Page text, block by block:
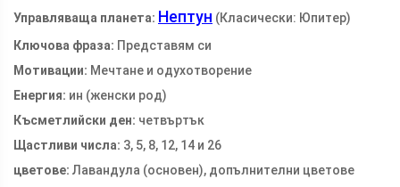
Управляваща планета: Нептун (Класически: Юпитер)
Ключова фраза: Представям си
Мотивации: Мечтане и одухотворение
Енергия: ин (женски род)
Късметлийски ден: четвъртък
Щастливи числа: 3, 5, 8, 12, 14 и 26
цветове: Лавандула (основен), допълнителни цветове